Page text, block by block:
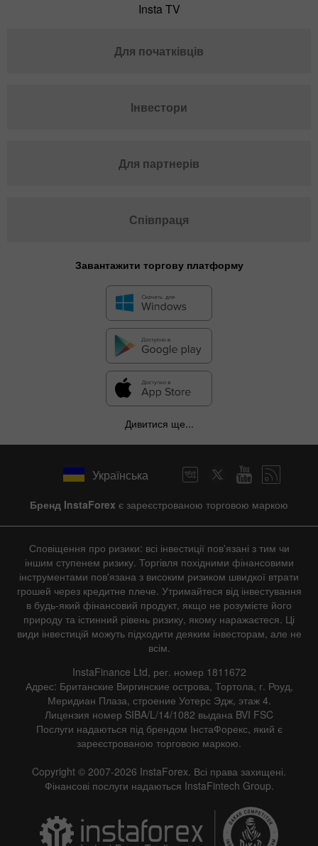
Insta TV
Для початківців
Інвестори
Для партнерів
Співпраця
Завантажити торгову платформу
Дивитися ще...
Українська
Бренд InstaForex є зареєстрованою торговою маркою
Сповіщення про ризики: всі інвестиції пов'язані з тим чи
іншим ступенем ризику. Торгівля похідними фінансовими
інструментами пов'язана з високим ризиком швидкої втрати
грошей через кредитне плече. Утримайтеся від інвестування
в будь-який фінансовий продукт, якщо не розумієте його
природу та істинний рівень ризику, якому наражаєтеся. Ці
види інвестицій можуть підходити деяким інвесторам, але не
всім.
InstaFinance Ltd, рег. номер 1811672
Адрес: Британские Виргинские острова, Тортола, г. Роуд,
Меридиан Плаза, строение Уотерс Эдж, этаж 4.
Лицензия номер SIBA/L/14/1082 выдана BVI FSC
Послуги надаються під брендом ІнстаФорекс, який є
зареєстрованою торговою маркою.
Copyright © 2007-2026 InstaForex. Всі права захищені.
Фінансові послуги надаються InstaFintech Group.